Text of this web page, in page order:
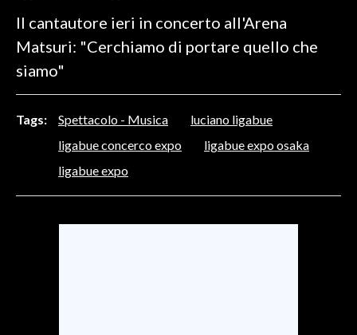
BASKET
VOLLEY
MOTORI
TENNIS
ALTRI SPORT
CULTURA
SPETTACOLI
Il cantautore ieri in concerto all'Arena
Matsuri: "Cerchiamo di portare quello che
siamo"
Tags: Spettacolo - Musica
luciano ligabue
ligabue concerco expo
ligabue expo osaka
ligabue expo